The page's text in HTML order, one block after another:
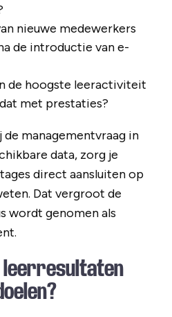
nieuwe medewerkers
de introductie van e-
de hoogste leeractiviteit
met prestaties?
managementvraag in
data, zorg je
direct aansluiten op
Dat vergroot de
wordt genomen als
leerresultaten